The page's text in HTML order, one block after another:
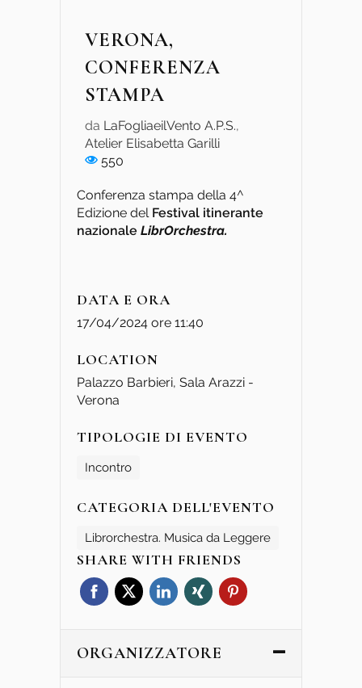
VERONA,
CONFERENZA
STAMPA
da LaFogliaeilVento A.P.S.,
Atelier Elisabetta Garilli
550
Conferenza stampa della 4^
Edizione del Festival itinerante
nazionale LibrOrchestra.
DATA E ORA
17/04/2024 ore 11:40
LOCATION
Palazzo Barbieri, Sala Arazzi -
Verona
TIPOLOGIE DI EVENTO
Incontro
CATEGORIA DELL'EVENTO
Librorchestra. Musica da Leggere
SHARE WITH FRIENDS
ORGANIZZATORE